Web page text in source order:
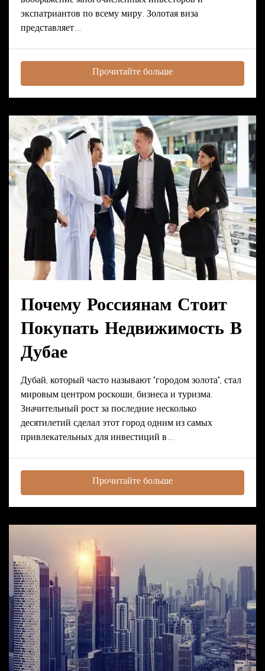
экспатриантов по всему миру. Золотая виза
представляет...
Прочитайте больше
Почему Россиянам Стоит
Покупать Недвижимость В
Дубае
Дубай, который часто называют "городом золота", стал
мировым центром роскоши, бизнеса и туризма.
Значительный рост за последние несколько
десятилетий сделал этот город одним из самых
привлекательных для инвестиций в...
Прочитайте больше